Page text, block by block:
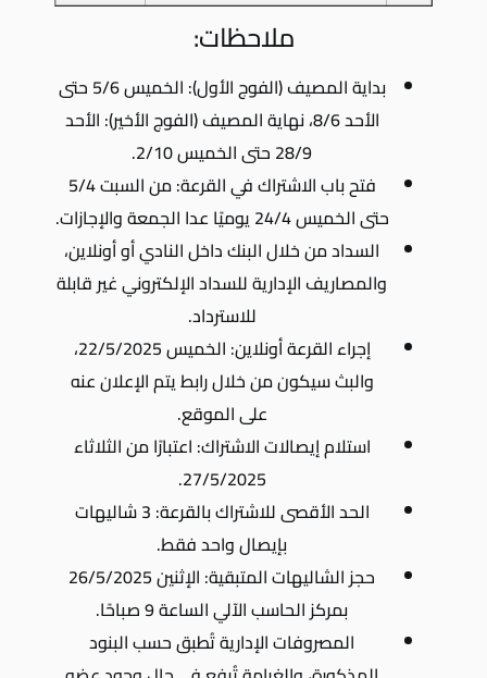
ملاحظات:
بداية المصيف (الفوج الأول): الخميس 5/6 حتى
الأحد 8/6، نهاية المصيف (الفوج الأخير): الأحد
28/9 حتى الخميس 2/10.
فتح باب الاشتراك في القرعة: من السبت 5/4
حتى الخميس 24/4 يوميًا عدا الجمعة والإجازات.
السداد من خلال البنك داخل النادي أو أونلاين،
والمصاريف الإدارية للسداد الإلكتروني غير قابلة
للاسترداد.
إجراء القرعة أونلاين: الخميس 22/5/2025،
والبث سيكون من خلال رابط يتم الإعلان عنه
على الموقع.
استلام إيصالات الاشتراك: اعتبارًا من الثلاثاء
27/5/2025.
الحد الأقصى للاشتراك بالقرعة: 3 شاليهات
بإيصال واحد فقط.
حجز الشاليهات المتبقية: الإثنين 26/5/2025
بمركز الحاسب الآلي الساعة 9 صباحًا.
المصروفات الإدارية تُطبق حسب البنود